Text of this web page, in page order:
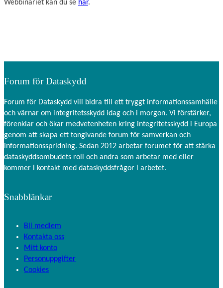
Webbinariet kan du se här.
Forum för Dataskydd
Forum för Dataskydd vill bidra till ett tryggt informationssamhälle
och värnar om integritetsskydd idag och i morgon. Vi förstärker,
förenklar och ökar medvetenheten kring integritetsskydd i Europa
genom att skapa ett tongivande forum för samverkan och
informationsspridning. Sedan 2012 arbetar forumet för att stärka
dataskyddsombudets roll och andra som arbetar med eller
kommer i kontakt med dataskyddsfrågor i arbetet.
Snabblänkar
Bli medlem
Kontakta oss
Mitt konto
Personuppgifter
Cookies